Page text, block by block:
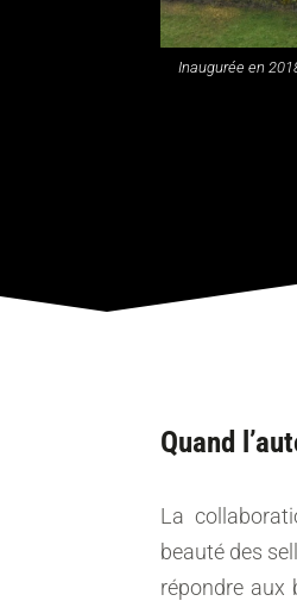
Inaugurée en
Quand
La
beauté des
répondre aux